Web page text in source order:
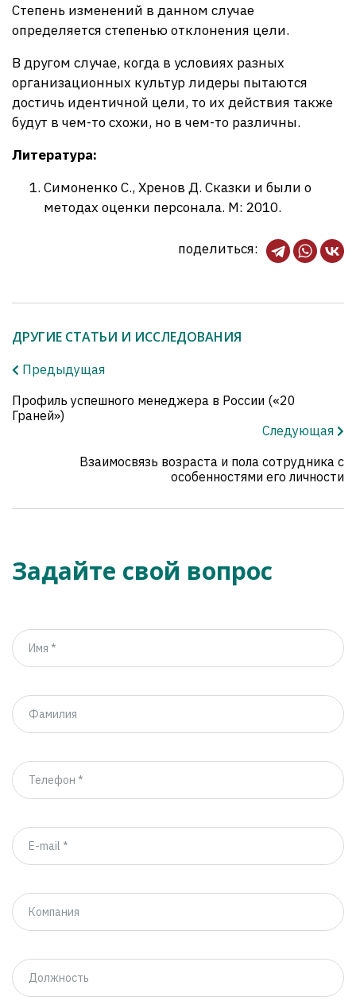
Степень изменений в данном случае
определяется степенью отклонения цели.
В другом случае, когда в условиях разных
организационных культур лидеры пытаются
достичь идентичной цели, то их действия также
будут в чем-то схожи, но в чем-то различны.
Литература:
Симоненко С., Хренов Д. Сказки и были о
методах оценки персонала. М: 2010.
поделиться:
ДРУГИЕ СТАТЬИ И ИССЛЕДОВАНИЯ
Предыдущая
Профиль успешного менеджера в России («20
Граней»)
Следующая
Взаимосвязь возраста и пола сотрудника с
особенностями его личности
Задайте свой вопрос